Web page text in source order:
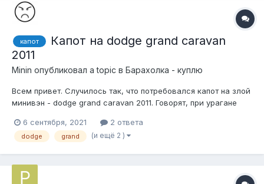
капот
Капот на dodge grand caravan
2011
Minin опубликовал a topic в Барахолка - куплю
Всем привет. Случилось так, что потребовался капот на злой
минивэн - dodge grand caravan 2011. Говорят, при урагане
Собственно, функциональности он не потерял, но хотелось
бы, чтоб машина выглядела опрятно. Случаем, не завалялся
6 сентября, 2021 2 ответа
dodge grand (и ещё 2 )